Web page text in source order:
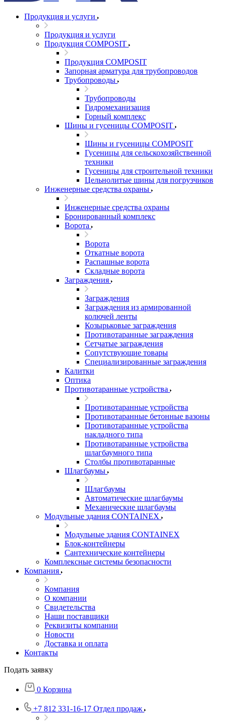
Продукция и услуги
Продукция и услуги
Продукция COMPOSIT
Продукция COMPOSIT
Запорная арматура для трубопроводов
Трубопроводы
Трубопроводы
Гидромеханизация
Горный комплекс
Шины и гусеницы COMPOSIT
Шины и гусеницы COMPOSIT
Гусеницы для сельскохозяйственной
техники
Гусеницы для строительной техники
Цельнолитые шины для погрузчиков
Инженерные средства охраны
Инженерные средства охраны
Бронированный комплекс
Ворота
Ворота
Откатные ворота
Распашные ворота
Складные ворота
Заграждения
Заграждения
Заграждения из армированной
колючей ленты
Козырьковые заграждения
Противотаранные заграждения
Сетчатые заграждения
Сопутствующие товары
Специализированные заграждения
Калитки
Оптика
Противотаранные устройства
Противотаранные устройства
Противотаранные бетонные вазоны
Противотаранные устройства
накладного типа
Противотаранные устройства
шлагбаумного типа
Столбы противотаранные
Шлагбаумы
Шлагбаумы
Автоматические шлагбаумы
Механические шлагбаумы
Модульные здания CONTAINEX
Модульные здания CONTAINEX
Блок-контейнеры
Сантехнические контейнеры
Комплексные системы безопасности
Компания
Компания
О компании
Свидетельства
Наши поставщики
Реквизиты компании
Новости
Доставка и оплата
Контакты
Подать заявку
0 Корзина
+7 812 331-16-17 Отдел продаж